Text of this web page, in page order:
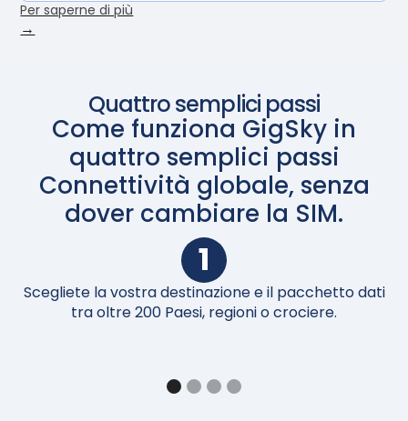
Per saperne di più
→
Quattro semplici passi
Come funziona GigSky in
quattro semplici passi
Connettività globale, senza
dover cambiare la SIM.
1
Scegliete la vostra destinazione e il pacchetto dati
tra oltre 200 Paesi, regioni o crociere.